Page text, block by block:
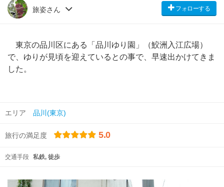
旅姿さん フォローする
東京の品川区にある「品川ゆり園」（鮫洲入江広場）
で、ゆりが見頃を迎えているとの事で、早速出かけてきま
した。
エリア 品川(東京)
旅行の満足度 5.0
交通手段 私鉄 徒歩